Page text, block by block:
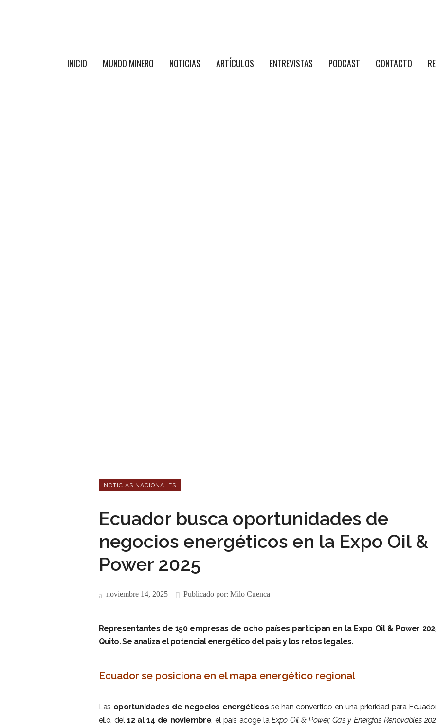
INICIO MUNDO MINERO NOTICIAS ARTÍCULOS ENTREVISTAS PODCAST CONTACTO
NOTICIAS NACIONALES
Ecuador busca oportunidades de
negocios energéticos en la Expo Oil &
Power 2025
noviembre 14, 2025 Publicado por: Milo Cuenca
Representantes de 150 empresas de ocho países participan en la Expo Oil & Power
Quito. Se analiza el potencial energético del país y los retos legales.
Ecuador se posiciona en el mapa energético regional
Las oportunidades de negocios energéticosse han convertido en una prioridad para
ello, del12 al 14 de noviembre, el país acoge laExpo Oil & Power, Gas y Energías Renovables